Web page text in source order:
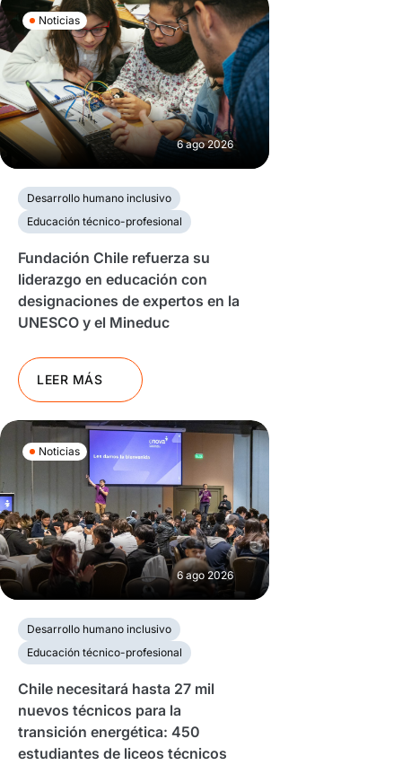
Noticias
6 ago 2026
Desarrollo humano inclusivo
Educación técnico-profesional
Fundación Chile refuerza su
liderazgo en educación con
designaciones de expertos en la
UNESCO y el Mineduc
LEER MÁS
Noticias
6 ago 2026
Desarrollo humano inclusivo
Educación técnico-profesional
Chile necesitará hasta 27 mil
nuevos técnicos para la
transición energética: 450
estudiantes de liceos técnicos